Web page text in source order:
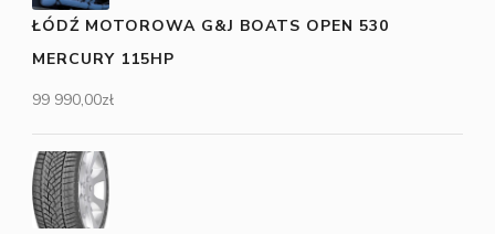
ŁÓDŹ MOTOROWA G&J BOATS OPEN 530
MERCURY 115HP
99 990,00zł